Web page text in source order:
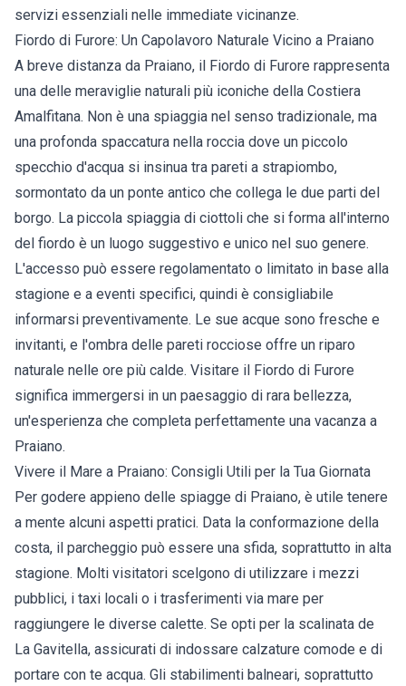
servizi essenziali nelle immediate vicinanze.
Fiordo di Furore: Un Capolavoro Naturale Vicino a Praiano
A breve distanza da Praiano, il Fiordo di Furore rappresenta
una delle meraviglie naturali più iconiche della Costiera
Amalfitana. Non è una spiaggia nel senso tradizionale, ma
una profonda spaccatura nella roccia dove un piccolo
specchio d'acqua si insinua tra pareti a strapiombo,
sormontato da un ponte antico che collega le due parti del
borgo. La piccola spiaggia di ciottoli che si forma all'interno
del fiordo è un luogo suggestivo e unico nel suo genere.
L'accesso può essere regolamentato o limitato in base alla
stagione e a eventi specifici, quindi è consigliabile
informarsi preventivamente. Le sue acque sono fresche e
invitanti, e l'ombra delle pareti rocciose offre un riparo
naturale nelle ore più calde. Visitare il Fiordo di Furore
significa immergersi in un paesaggio di rara bellezza,
un'esperienza che completa perfettamente una vacanza a
Praiano.
Vivere il Mare a Praiano: Consigli Utili per la Tua Giornata
Per godere appieno delle spiagge di Praiano, è utile tenere
a mente alcuni aspetti pratici. Data la conformazione della
costa, il parcheggio può essere una sfida, soprattutto in alta
stagione. Molti visitatori scelgono di utilizzare i mezzi
pubblici, i taxi locali o i trasferimenti via mare per
raggiungere le diverse calette. Se opti per la scalinata de
La Gavitella, assicurati di indossare calzature comode e di
portare con te acqua. Gli stabilimenti balneari, soprattutto